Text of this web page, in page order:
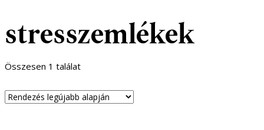
stresszemlékek
Összesen 1 találat